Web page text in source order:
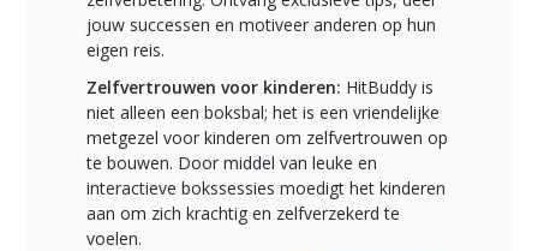
jouw successen en motiveer anderen op hun
eigen reis.
Zelfvertrouwen voor kinderen: HitBuddy is
niet alleen een boksbal; het is een vriendelijke
metgezel voor kinderen om zelfvertrouwen op
te bouwen. Door middel van leuke en
interactieve bokssessies moedigt het kinderen
aan om zich krachtig en zelfverzekerd te
voelen.